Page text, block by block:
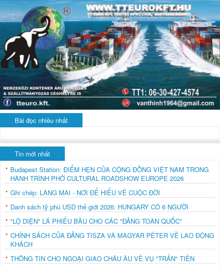
Bài đọc nhiều nhất
Tin mới nhất
Budapest Station: ĐIỂM HẸN CỦA CỘNG ĐỒNG VIỆT NAM TRONG
HÀNH TRÌNH PHỞ CULTURAL ROADSHOW EUROPE 2026
Ghi chép: LÀNG MAI - NƠI ĐỂ HIỂU VỀ CUỘC ĐỜI
Danh sách tỷ phú USD thế giới 2026: HUNGARY CÓ 6 NGƯỜI
"LỘ DIỆN" LÁ PHIẾU BẦU CHO CÁC "ĐẢNG TOÀN QUỐC"
CHÍNH SÁCH CỦA ĐẢNG TISZA VÀ MAGYAR PÉTER VỀ LAO ĐỘNG
KHÁCH
THÔNG TIN CHO NGOẠI GIAO CHÂU ÂU VỀ VỤ "TRẤN" TIỀN